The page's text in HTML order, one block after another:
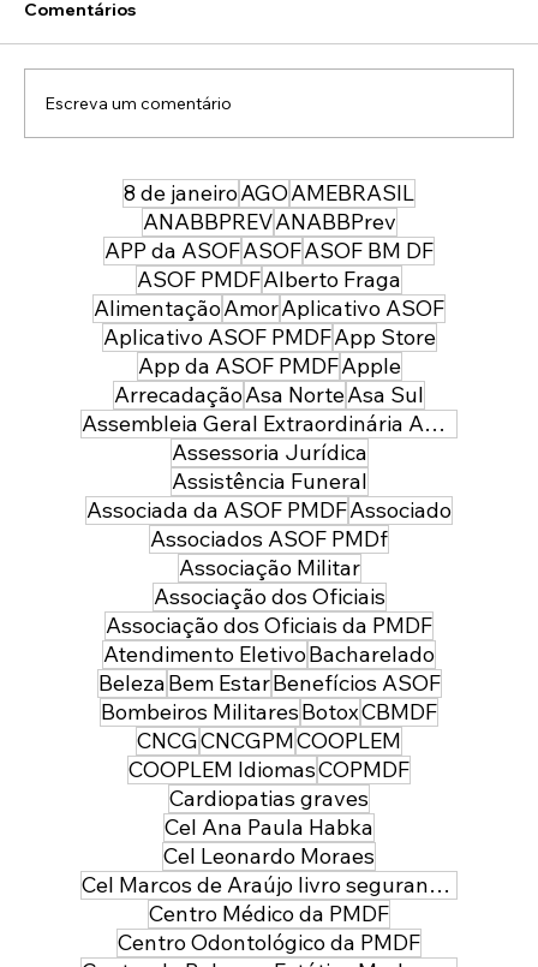
8 de janeiroAGOAMEBRASIL
ANABBPREVANABBPrev
APP da ASOFASOFASOF BM DF
ASOF PMDFAlberto Fraga
AlimentaçãoAmorAplicativo ASOF
Aplicativo ASOF PMDFApp Store
App da ASOF PMDFApple
ArrecadaçãoAsa NorteAsa Sul
Assembleia Geral Extraordinária ASOF PMDF
Assessoria Jurídica
Assistência Funeral
Associada da ASOF PMDFAssociado
Associados ASOF PMDf
Associação Militar
Associação dos Oficiais
Associação dos Oficiais da PMDF
Atendimento EletivoBacharelado
BelezaBem EstarBenefícios ASOF
Bombeiros MilitaresBotoxCBMDF
CNCGCNCGPMCOOPLEM
COOPLEM IdiomasCOPMDF
Cardiopatias graves
Cel Ana Paula Habka
Cel Leonardo Moraes
Cel Marcos de Araújo livro segurança pública
Centro Médico da PMDF
Centro Odontológico da PMDF
ASOF Convênios e Benefícios: Colégio
Maria Imaculada (Lago Sul)
Comentários
Escreva um comentário